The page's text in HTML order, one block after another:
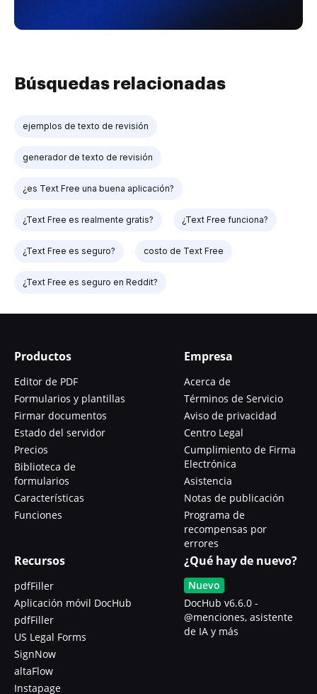
Búsquedas relacionadas
ejemplos de texto de revisión
generador de texto de revisión
¿es Text Free una buena aplicación?
¿Text Free es realmente gratis? ¿Text Free funciona?
¿Text Free es seguro? costo de Text Free
¿Text Free es seguro en Reddit?
Productos
Editor de PDF
Formularios y plantillas
Firmar documentos
Estado del servidor
Precios
Biblioteca de
formularios
Características
Funciones
Empresa
Acerca de
Términos de Servicio
Aviso de privacidad
Centro Legal
Cumplimiento de Firma
Electrónica
Asistencia
Notas de publicación
Programa de
recompensas por
errores
Recursos
pdfFiller
Aplicación móvil DocHub
pdfFiller
US Legal Forms
SignNow
altaFlow
Instapage
¿Qué hay de nuevo?
Nuevo
DocHub v6.6.0 -
@menciones, asistente
de IA y más